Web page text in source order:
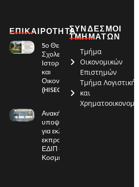
ΕΠΙΚΑΙΡΟΤΗΤΑ
5ο Θερινό
Σχολείο:
Ιστορία
και
Οικονομία
(HISEC)
Ανακήρυξη
υποψηφίων
για εκλογές
εκπροσώπου
ΕΔΙΠ στην
Κοσμητεία
ΣΥΝΔΕΣΜΟΙ
ΤΜΗΜΑΤΩΝ
Τμήμα
Οικονομικών
Επιστημών
Τμήμα Λογιστικής
και